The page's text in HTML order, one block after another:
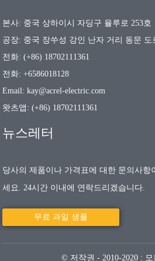
본사: 중국 상하이시 자딩구 율루로 253호
공장: 중국 장쑤성 강인 난자 거리 동문 도
전화: (+86) 18702111361
전화: +6586018128
Email: kay@acrel-electric.com
왓츠앱: (+86) 18702111361
뉴스레터
당사의 제품이나 가격표에 대한 문의사항
세요. 24시간 이내에 연락드리겠습니다.
무료 과일 샘플
© 저작권 - 2010-2020 : 모